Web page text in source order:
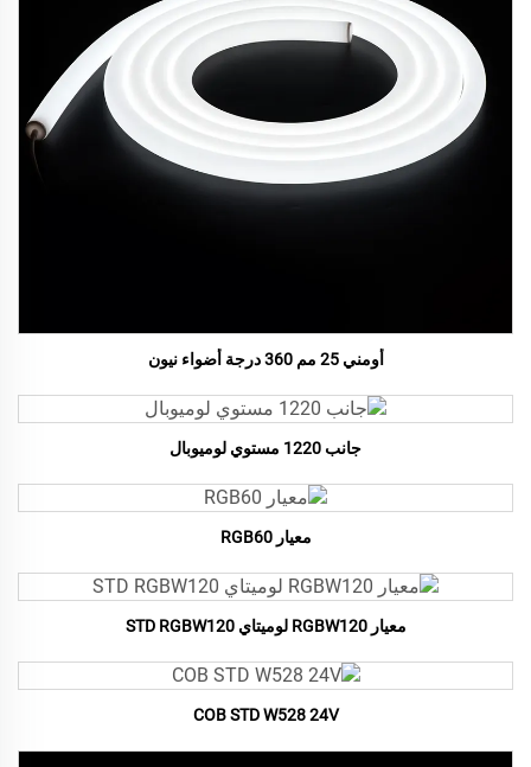
أومني 25 مم 360 درجة أضواء نيون
جانب 1220 مستوي لوميوبال
معيار RGB60
معيار RGBW120 لوميتاي STD RGBW120
COB STD W528 24V